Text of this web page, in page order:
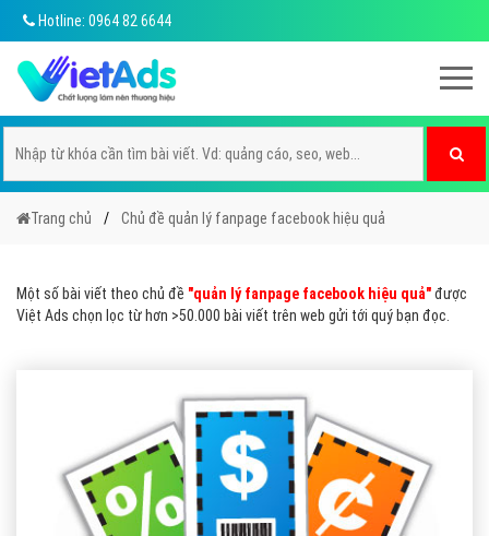
Hotline: 0964 82 6644
Trang chủ Chủ đề quản lý fanpage facebook hiệu quả
Một số bài viết theo chủ đề "quản lý fanpage facebook hiệu quả"được
Việt Ads chọn lọc từ hơn >50.000 bài viết trên web gửi tới quý bạn đọc.